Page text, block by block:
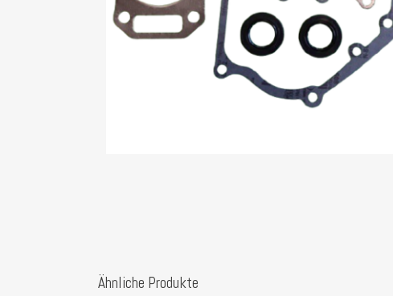
Ähnliche Produkte